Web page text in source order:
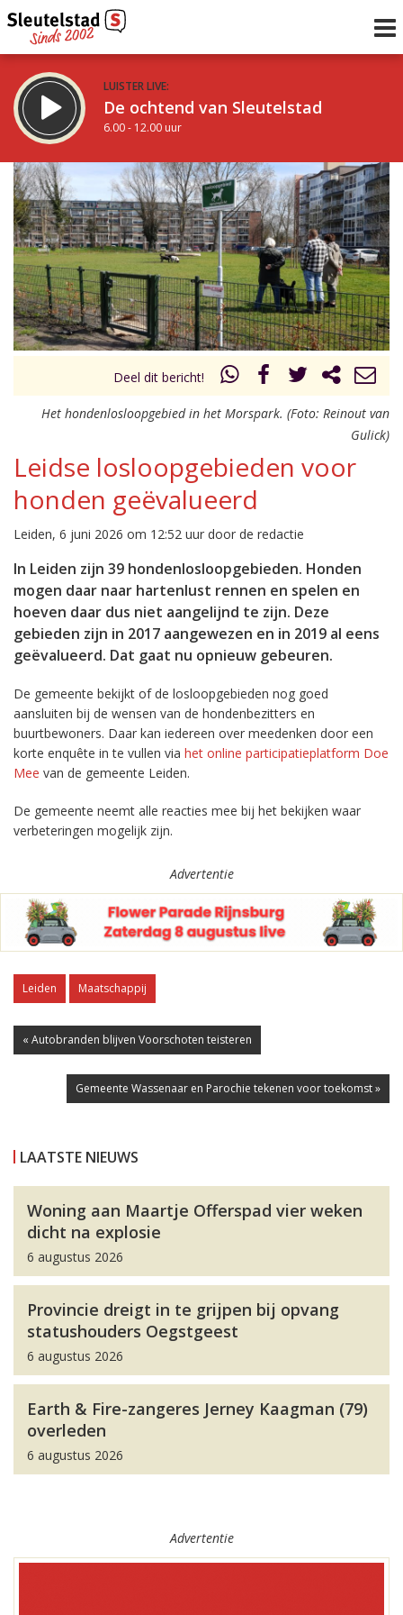
LUISTER LIVE:
De ochtend van Sleutelstad
6.00 - 12.00 uur
STRAKS:
De middag van Sleutelstad
12.00 - 18.00 uur
Vorig uur
uur 1 van 0 Volgend uur
Inklappen
Deel dit bericht!
Het hondenlosloopgebied in het Morspark. (Foto: Reinout van
Gulick)
Leidse losloopgebieden voor
honden geëvalueerd
Leiden, 6 juni 2026 om 12:52 uur door de redactie
In Leiden zijn 39 hondenlosloopgebieden. Honden
mogen daar naar hartenlust rennen en spelen en
hoeven daar dus niet aangelijnd te zijn. Deze
gebieden zijn in 2017 aangewezen en in 2019 al eens
geëvalueerd. Dat gaat nu opnieuw gebeuren.
De gemeente bekijkt of de losloopgebieden nog goed
aansluiten bij de wensen van de hondenbezitters en
buurtbewoners. Daar kan iedereen over meedenken door een
korte enquête in te vullen via het online participatieplatform Doe
Mee van de gemeente Leiden.
De gemeente neemt alle reacties mee bij het bekijken waar
verbeteringen mogelijk zijn.
Advertentie
Leiden Maatschappij
« Autobranden blijven Voorschoten teisteren
Gemeente Wassenaar en Parochie tekenen voor toekomst »
LAATSTE NIEUWS
Woning aan Maartje Offerspad vier weken
dicht na explosie
6 augustus 2026
Provincie dreigt in te grijpen bij opvang
statushouders Oegstgeest
6 augustus 2026
Earth & Fire-zangeres Jerney Kaagman (79)
overleden
6 augustus 2026
Advertentie